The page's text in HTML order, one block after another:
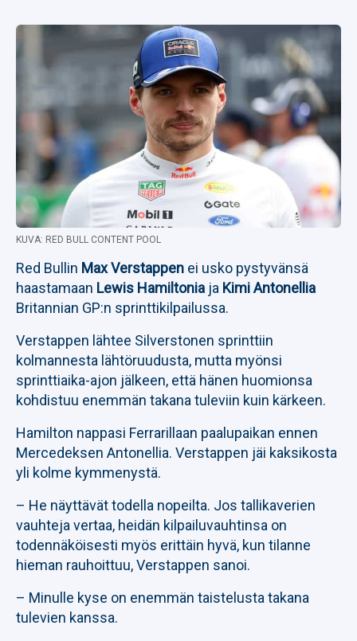
KUVA: RED BULL CONTENT POOL
Red Bullin Max Verstappen ei usko pystyvänsä
haastamaan Lewis Hamiltonia ja Kimi Antonellia
Britannian GP:n sprinttikilpailussa.
Verstappen lähtee Silverstonen sprinttiin
kolmannesta lähtöruudusta, mutta myönsi
sprinttiaika-ajon jälkeen, että hänen huomionsa
kohdistuu enemmän takana tuleviin kuin kärkeen.
Hamilton nappasi Ferrarillaan paalupaikan ennen
Mercedeksen Antonellia. Verstappen jäi kaksikosta
yli kolme kymmenystä.
– He näyttävät todella nopeilta. Jos tallikaverien
vauhteja vertaa, heidän kilpailuvauhtinsa on
todennäköisesti myös erittäin hyvä, kun tilanne
hieman rauhoittuu, Verstappen sanoi.
– Minulle kyse on enemmän taistelusta takana
tulevien kanssa.